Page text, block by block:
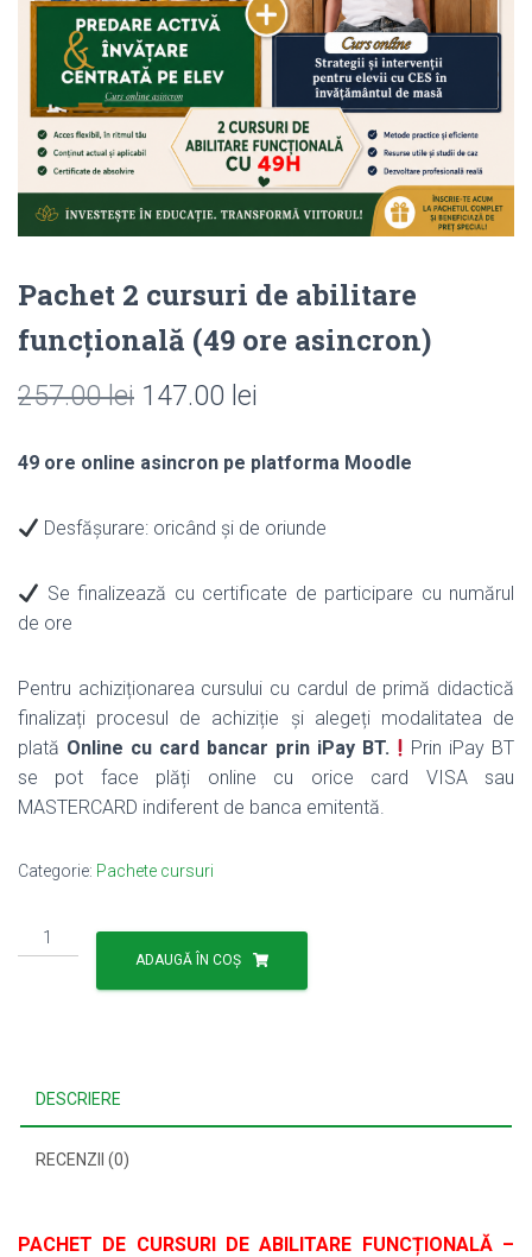
Pachet 2 cursuri de abilitare
funcțională (49 ore asincron)
257.00lei Prețul
fost:
147.00 lei
147.00 lei.
49 ore online asincron pe platforma Moodle
Desfășurare: oricând și de oriunde
Se finalizează cu certificate de participare cu numărul
de ore
Pentru achiziționarea cursului cu cardul de primă didactică
finalizați procesul de achiziție și alegeți modalitatea de
plată Online cu card bancar prin iPay BT.
Prin iPay BT
se pot face plăți online cu orice card VISA sau
MASTERCARD indiferent de banca emitentă.
Categorie: Pachete cursuri
Cantitate
Pachet
funcțională
asincron)
ADAUGĂ ÎN COȘ
DESCRIERE
RECENZII (0)
PACHET DE CURSURI DE ABILITARE FUNCȚIONALĂ –